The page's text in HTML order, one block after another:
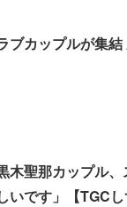
ブカップルが集
木聖那カップル
です」【TGCし